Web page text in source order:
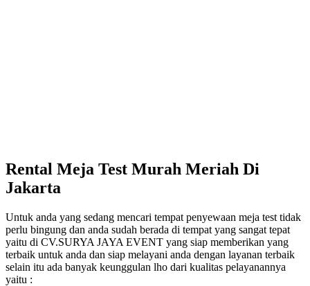
Rental Meja Test Murah Meriah Di
Jakarta
Untuk anda yang sedang mencari tempat penyewaan meja test tidak
perlu bingung dan anda sudah berada di tempat yang sangat tepat
yaitu di CV.SURYA JAYA EVENT yang siap memberikan yang
terbaik untuk anda dan siap melayani anda dengan layanan terbaik
selain itu ada banyak keunggulan lho dari kualitas pelayanannya
yaitu :